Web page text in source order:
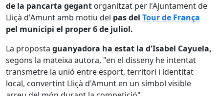
de la pancarta gegant organitzat per l'Ajuntament de
Lliçà d'Amunt amb motiu del pas del Tour de França
pel municipi el proper 6 de juliol.
La proposta guanyadora ha estat la d'Isabel Cayuela,
segons la mateixa autora, "en el disseny he intentat
transmetre la unió entre esport, territori i identitat
local, convertint Lliçà d'Amunt en un símbol visible